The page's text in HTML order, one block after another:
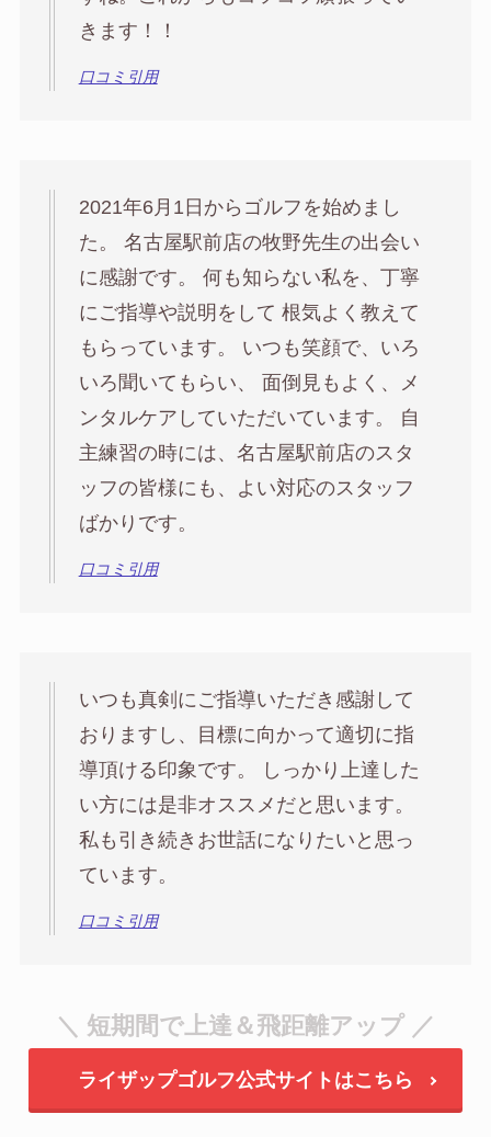
きます！！
口コミ引用
2021年6月1日からゴルフを始めまし
た。 名古屋駅前店の牧野先生の出会い
に感謝です。 何も知らない私を、丁寧
にご指導や説明をして 根気よく教えて
もらっています。 いつも笑顔で、いろ
いろ聞いてもらい、 面倒見もよく、メ
ンタルケアしていただいています。 自
主練習の時には、名古屋駅前店のスタ
ッフの皆様にも、よい対応のスタッフ
ばかりです。
口コミ引用
いつも真剣にご指導いただき感謝して
おりますし、目標に向かって適切に指
導頂ける印象です。 しっかり上達した
い方には是非オススメだと思います。
私も引き続きお世話になりたいと思っ
ています。
口コミ引用
＼ 短期間で上達＆飛距離アップ ／
ライザップゴルフ公式サイトはこちら